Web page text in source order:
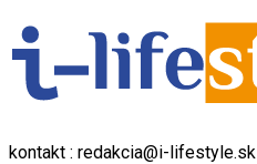
kontakt : redakcia@i-lifestyle.sk